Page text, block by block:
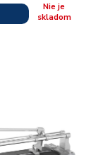
Nie je
skladom